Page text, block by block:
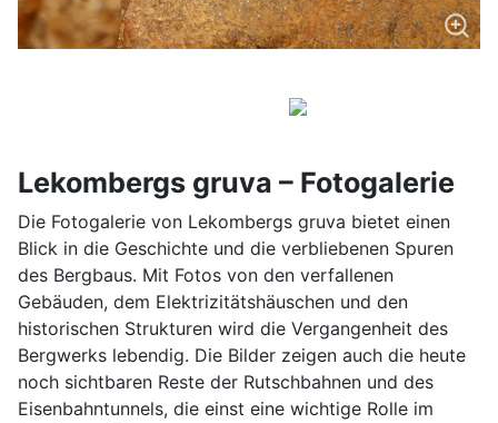
Lekombergs gruva – Fotogalerie
Die Fotogalerie von Lekombergs gruva bietet einen
Blick in die Geschichte und die verbliebenen Spuren
des Bergbaus. Mit Fotos von den verfallenen
Gebäuden, dem Elektrizitätshäuschen und den
historischen Strukturen wird die Vergangenheit des
Bergwerks lebendig. Die Bilder zeigen auch die heute
noch sichtbaren Reste der Rutschbahnen und des
Eisenbahntunnels, die einst eine wichtige Rolle im